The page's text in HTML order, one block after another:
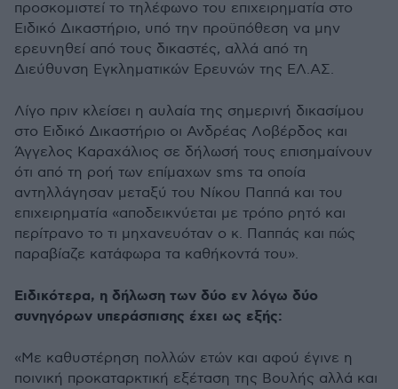
προσκομιστεί το τηλέφωνο του επιχειρηματία στο
Ειδικό Δικαστήριο, υπό την προϋπόθεση να μην
ερευνηθεί από τους δικαστές, αλλά από τη
Διεύθυνση Εγκληματικών Ερευνών της ΕΛ.ΑΣ.
Λίγο πριν κλείσει η αυλαία της σημερινή δικασίμου
στο Ειδικό Δικαστήριο οι Ανδρέας Λοβέρδος και
Άγγελος Καραχάλιος σε δήλωσή τους επισημαίνουν
ότι από τη ροή των επίμαχων sms τα οποία
αντηλλάγησαν μεταξύ του Νίκου Παππά και του
επιχειρηματία «αποδεικνύεται με τρόπο ρητό και
περίτρανο το τι μηχανευόταν ο κ. Παππάς και πώς
παραβίαζε κατάφωρα τα καθήκοντά του».
Ειδικότερα, η δήλωση των δύο εν λόγω δύο
συνηγόρων υπεράσπισης έχει ως εξής:
«Με καθυστέρηση πολλών ετών και αφού έγινε η
ποινική προκαταρκτική εξέταση της Βουλής αλλά και